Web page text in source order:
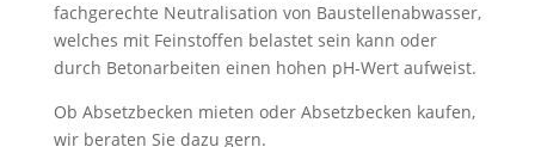
fachgerechte Neutralisation von Baustellenabwasser,
welches mit Feinstoffen belastet sein kann oder
durch Betonarbeiten einen hohen pH-Wert aufweist.
Ob Absetzbecken mieten oder Absetzbecken kaufen,
wir beraten Sie dazu gern.